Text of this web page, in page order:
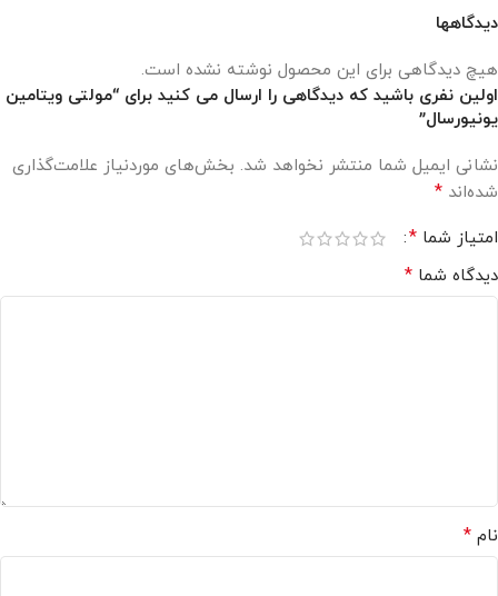
دیدگاهها
هیچ دیدگاهی برای این محصول نوشته نشده است.
اولین نفری باشید که دیدگاهی را ارسال می کنید برای “مولتی ویتامین
یونیورسال”
نشانی ایمیل شما منتشر نخواهد شد. بخش‌های موردنیاز علامت‌گذاری
شده‌اند *
امتیاز شما *
دیدگاه شما *
نام *